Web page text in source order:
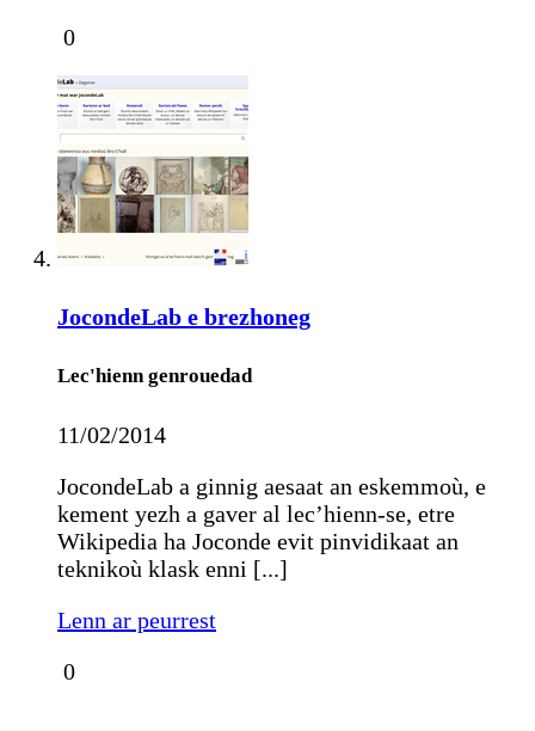
0
JocondeLab e brezhoneg
Lec'hienn genrouedad
11/02/2014
JocondeLab a ginnig aesaat an eskemmoù, e
kement yezh a gaver al lec’hienn-se, etre
Wikipedia ha Joconde evit pinvidikaat an
teknikoù klask enni [...]
Lenn ar peurrest
0